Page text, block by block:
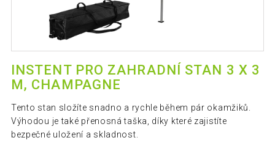
INSTENT PRO ZAHRADNÍ STAN 3 X 3
M, CHAMPAGNE
Tento stan složíte snadno a rychle během pár okamžiků.
Výhodou je také přenosná taška, díky které zajistíte
bezpečné uložení a skladnost.